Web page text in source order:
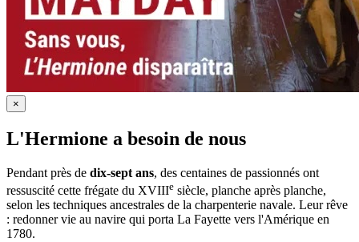
×
L'Hermione a besoin de nous
Pendant près de dix-sept ans, des centaines de passionnés ont
ressuscité cette frégate du XVIIIe siècle, planche après planche,
selon les techniques ancestrales de la charpenterie navale. Leur rêve
: redonner vie au navire qui porta La Fayette vers l'Amérique en
1780.